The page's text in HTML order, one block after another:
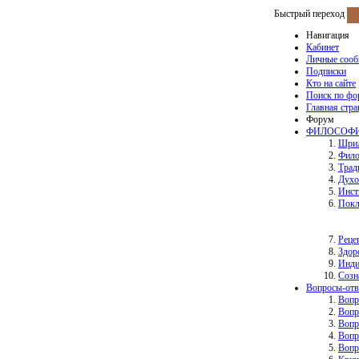
Быстрый переход
Навигация
Кабинет
Личные
Подписки
Кто на сайте
Поиск по
Главная
Форум
Вопросы-